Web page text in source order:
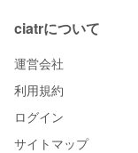
ciatrについて
運営会社
利用規約
ログイン
サイトマップ